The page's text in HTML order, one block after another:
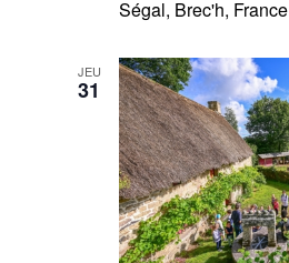
Ségal, Brec'h, France
JEU
31